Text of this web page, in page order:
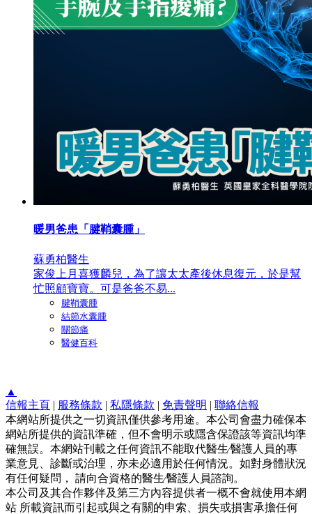
暖男爸患「腱鞘囊腫」
蘇勇柏醫生
家俊上月喜獲麟兒，為了讓太太產後休息復元，於是幫
忙照顧寶寶。可是爸爸不易...
腱鞘囊腫
結節水囊腫
關節痛
醫健百科
▲
信報主頁 | 服務條款 | 私隱條款 | 免責聲明 | 聯絡信報
本網站所提供之一切資訊僅供參考用途。本公司會盡力確保本
網站所提供的資訊準確，但不會明示或隱含保證該等資訊均準
確無誤。本網站刊載之任何資訊不能取代醫生∕醫護人員的專
業意見、診斷或治理，亦未必適用於任何情況。如對身體狀況
有任何疑問， 請向合資格的醫生∕醫護人員諮詢。
本公司及其合作夥伴及第三方內容提供者一概不會就使用本網
站 所載資訊而引起或與之有關的申索、損失或損害承擔任何